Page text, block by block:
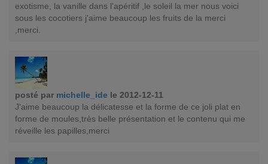
exotisme, la vanille dans l'apéritif ,le soleil la mer nous voici
sous les cocotiers j'aime beaucoup les fruits de la merci
,merci.
posté par michelle_ide le 2012-12-11
J'aime beaucoup la délicatesse et la forme de ce joli plat en
forme de moules,très belle présentation et le contenu qui me
réveille les papilles,merci